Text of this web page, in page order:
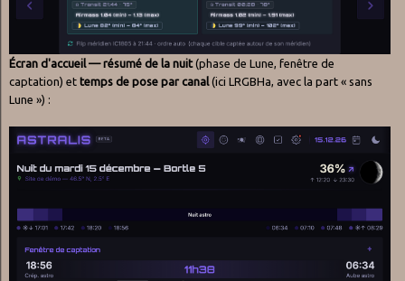
Écran d'accueil — résumé de la nuit(phase de Lune, fenêtre de
captation) et temps de pose par canal(ici LRGBHa, avec la part « sans
Lune ») :